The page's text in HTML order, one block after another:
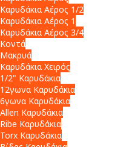
Καρυδάκια Αέρος 1/2
Καρυδάκια Αέρος 1
Καρυδάκια Αέρος 3/4
Κοντά
Μακρυά
Καρυδάκια Χειρός
1/2" Καρυδάκια
12γωνα Καρυδάκια
6γωνα Καρυδάκια
Allen Καρυδάκια
Ribe Καρυδάκια
Torx Καρυδάκια